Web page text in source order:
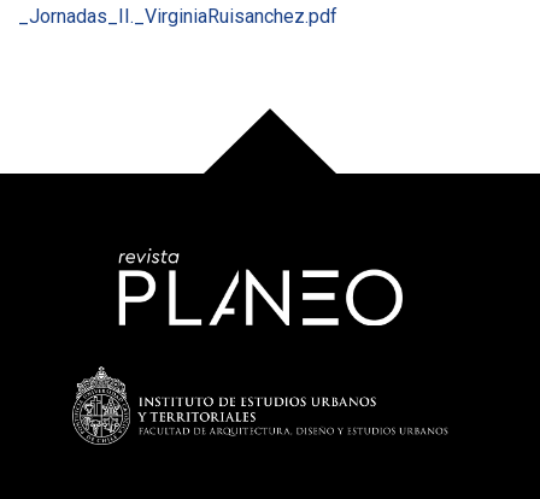
_Jornadas_II._VirginiaRuisanchez.pdf